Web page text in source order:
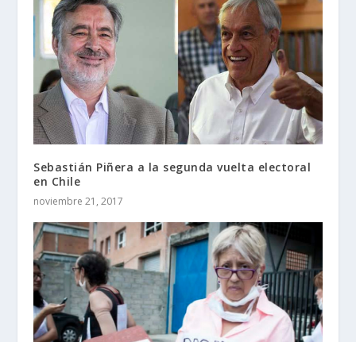
Sebastián Piñera a la segunda vuelta electoral
en Chile
noviembre 21, 2017